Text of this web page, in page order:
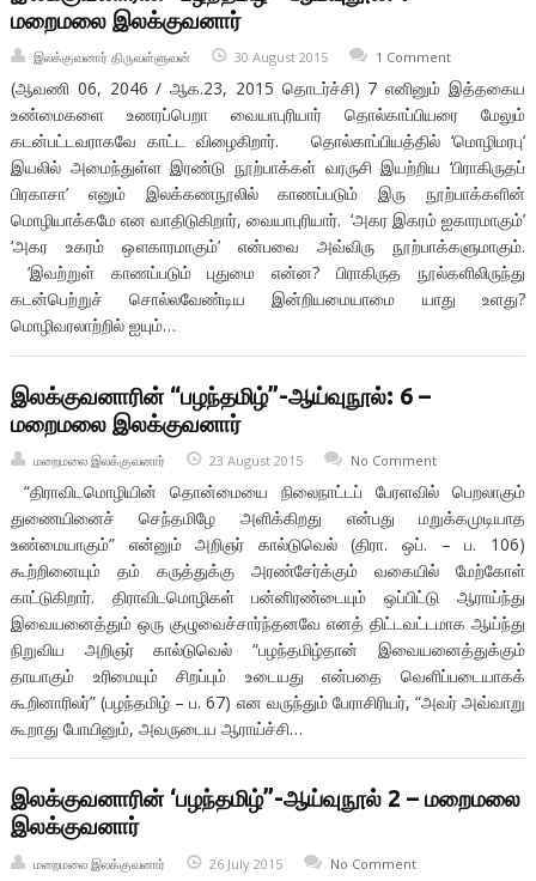
மறைமலை இலக்குவனார்
இலக்குவனார் திருவள்ளுவன் 30 August 2015 1 Comment
(ஆவணி 06, 2046 / ஆக.23, 2015 தொடர்ச்சி) 7 எனினும் இத்தகைய
உண்மைகளை உணரப்பெறா வையாபுரியார் தொல்காப்பியரை மேலும்
கடன்பட்டவராகவே காட்ட விழைகிறார். தொல்காப்பியத்தில் ‘மொழிமரபு’
இயலில் அமைந்துள்ள இரண்டு நூற்பாக்கள் வரருசி இயற்றிய ‘பிராகிருதப்
பிரகாசா’ எனும் இலக்கணநூலில் காணப்படும் இரு நூற்பாக்களின்
மொழியாக்கமே என வாதிடுகிறார், வையாபுரியார். ‘அகர இகரம் ஐகாரமாகும்’
‘அகர உகரம் ஔகாரமாகும்’ என்பவை அவ்விரு நூற்பாக்களுமாகும்.
‘இவற்றுள் காணப்படும் புதுமை என்ன? பிராகிருத நூல்களிலிருந்து
கடன்பெற்றுச் சொல்லவேண்டிய இன்றியமையாமை யாது உளது?
மொழிவரலாற்றில் ஐயும்…
இலக்குவனாரின் “பழந்தமிழ்”-ஆய்வுநூல்: 6 –
மறைமலை இலக்குவனார்
மறைமலை இலக்குவனார் 23 August 2015 No Comment
“திராவிடமொழியின் தொன்மையை நிலைநாட்டப் பேரளவில் பெறலாகும்
துணையினைச் செந்தமிழே அளிக்கிறது என்பது மறுக்கமுடியாத
உண்மையாகும்” என்னும் அறிஞர் கால்டுவெல் (திரா. ஒப். – ப. 106)
கூற்றினையும் தம் கருத்துக்கு அரண்சேர்க்கும் வகையில் மேற்கோள்
காட்டுகிறார். திராவிடமொழிகள் பன்னிரண்டையும் ஒப்பிட்டு ஆராய்ந்து
இவையனைத்தும் ஒரு குழுவைச்சார்ந்தனவே எனத் திட்டவட்டமாக ஆய்ந்து
நிறுவிய அறிஞர் கால்டுவெல் “பழந்தமிழ்தான் இவையனைத்துக்கும்
தாயாகும் உரிமையும் சிறப்பும் உடையது என்பதை வெளிப்படையாகக்
கூறினாரிலர்” (பழந்தமிழ் – ப. 67) என வருந்தும் பேராசிரியர், “அவர் அவ்வாறு
கூறாது போயினும், அவருடைய ஆராய்ச்சி…
இலக்குவனாரின் ‘பழந்தமிழ்”-ஆய்வுநூல் 2 – மறைமலை
இலக்குவனார்
மறைமலை இலக்குவனார் 26 July 2015 No Comment